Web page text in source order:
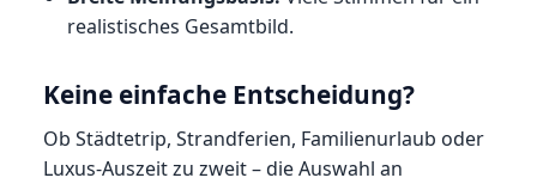
realistisches Gesamtbild.
Keine einfache Entscheidung?
Ob Städtetrip, Strandferien, Familienurlaub oder
Luxus-Auszeit zu zweit – die Auswahl an